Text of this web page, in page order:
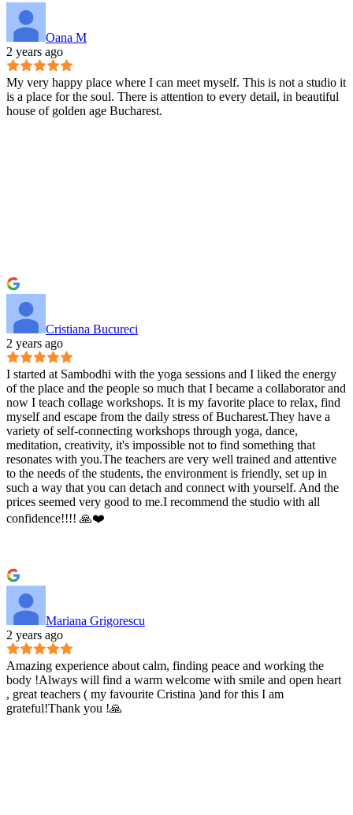
Oana M
2 years ago
My very happy place where I can meet myself. This is not a studio it
is a place for the soul. There is attention to every detail, in beautiful
house of golden age Bucharest.
Cristiana Bucureci
2 years ago
I started at Sambodhi with the yoga sessions and I liked the energy
of the place and the people so much that I became a collaborator and
now I teach collage workshops. It is my favorite place to relax, find
myself and escape from the daily stress of Bucharest.They have a
variety of self-connecting workshops through yoga, dance,
meditation, creativity, it's impossible not to find something that
resonates with you.The teachers are very well trained and attentive
to the needs of the students, the environment is friendly, set up in
such a way that you can detach and connect with yourself. And the
prices seemed very good to me.I recommend the studio with all
confidence!!!! 🙏❤️
Mariana Grigorescu
2 years ago
Amazing experience about calm, finding peace and working the
body !Always will find a warm welcome with smile and open heart
, great teachers ( my favourite Cristina )and for this I am
grateful!Thank you !🙏